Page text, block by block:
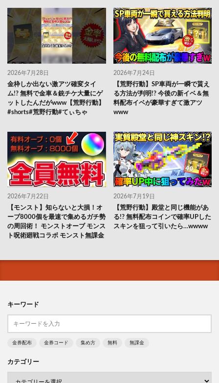
2026年7月28日
金枠しか出ない激アツ確変タイ
ム!? 無料で金車＆銃チケ大量にゲ
ットしたんだがwww【荒野行動】
#shorts#荒野行動#てぃちゃ
2026年7月24日
【荒野行動】SP車両が一瞬で貰え
る方法が判明!? 今後の新イベ＆無
料配布イベが豪華すぎて激アツ
www
2026年7月22日
【モンスト】知らないと大損！オ
ーブ8000個を最速で集めるガチ勢
の周回術！ モンストオーブ モンス
ト呪術廻戦コラボ モンスト無課金
2026年7月19日
【荒野行動】殿堂と同じ機能があ
る!? 無料配布コインで確率UPした
スキンを狙って引いたら…wwww
キーワード
金券配布 金券コード 集め方 無料 無課金
カテゴリー